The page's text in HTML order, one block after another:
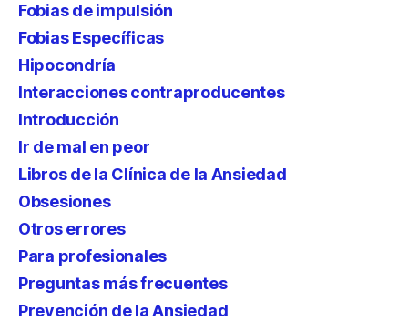
Fobias de impulsión
Fobias Específicas
Hipocondría
Interacciones contraproducentes
Introducción
Ir de mal en peor
Libros de la Clínica de la Ansiedad
Obsesiones
Otros errores
Para profesionales
Preguntas más frecuentes
Prevención de la Ansiedad